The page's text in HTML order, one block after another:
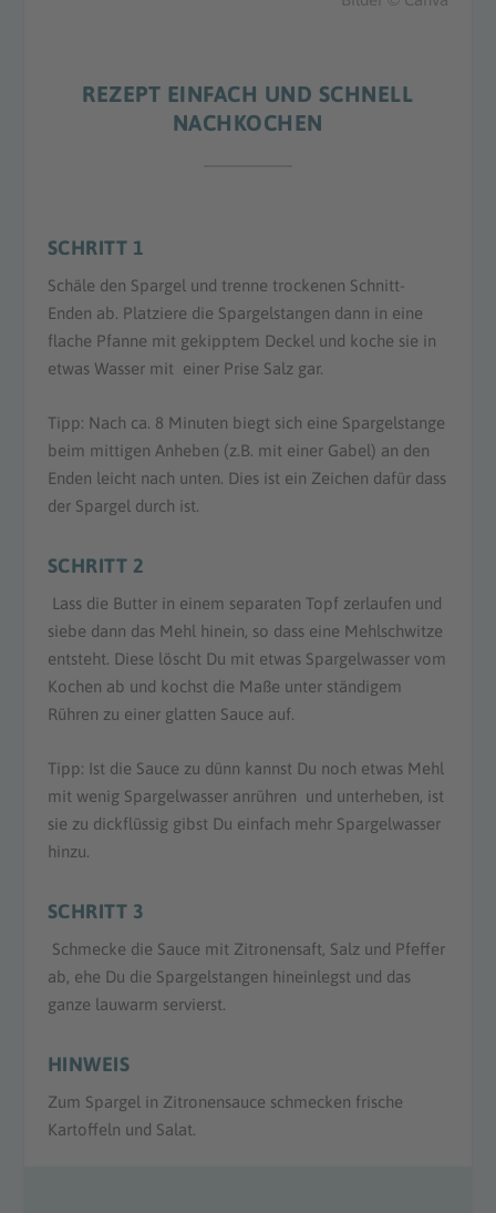
REZEPT EINFACH UND SCHNELL
NACHKOCHEN
SCHRITT 1
Schäle den Spargel und trenne trockenen Schnitt-
Enden ab. Platziere die Spargelstangen dann in eine
flache Pfanne mit gekipptem Deckel und koche sie in
etwas Wasser mit einer Prise Salz gar.
Tipp: Nach ca. 8 Minuten biegt sich eine Spargelstange
beim mittigen Anheben (z.B. mit einer Gabel) an den
Enden leicht nach unten. Dies ist ein Zeichen dafür dass
der Spargel durch ist.
SCHRITT 2
Lass die Butter in einem separaten Topf zerlaufen und
siebe dann das Mehl hinein, so dass eine Mehlschwitze
entsteht. Diese löscht Du mit etwas Spargelwasser vom
Kochen ab und kochst die Maße unter ständigem
Rühren zu einer glatten Sauce auf.
Tipp: Ist die Sauce zu dünn kannst Du noch etwas Mehl
mit wenig Spargelwasser anrühren und unterheben, ist
sie zu dickflüssig gibst Du einfach mehr Spargelwasser
hinzu.
SCHRITT 3
Schmecke die Sauce mit Zitronensaft, Salz und Pfeffer
ab, ehe Du die Spargelstangen hineinlegst und das
ganze lauwarm servierst.
HINWEIS
Zum Spargel in Zitronensauce schmecken frische
Kartoffeln und Salat.